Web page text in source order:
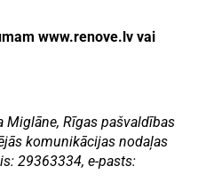
www.renove.lv vai
Rīgas pašvaldības
komunikācijas nodaļas
29363334, e-pasts: